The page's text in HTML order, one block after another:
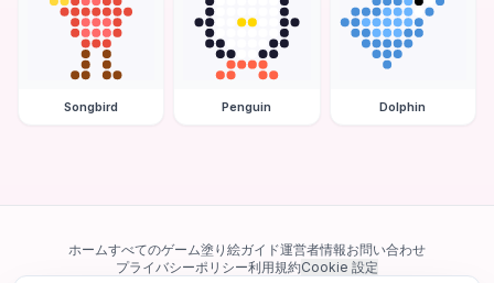
Songbird Penguin Dolphin
ホームすべてのゲーム塗り絵ガイド運営者情報お問い合わせ
プライバシーポリシー利用規約Cookie 設定